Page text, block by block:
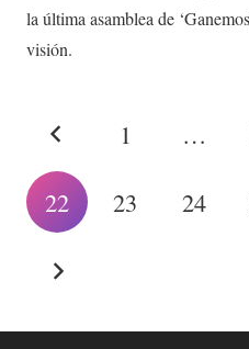
la última asamblea de
visión.
1 …
22 23 24